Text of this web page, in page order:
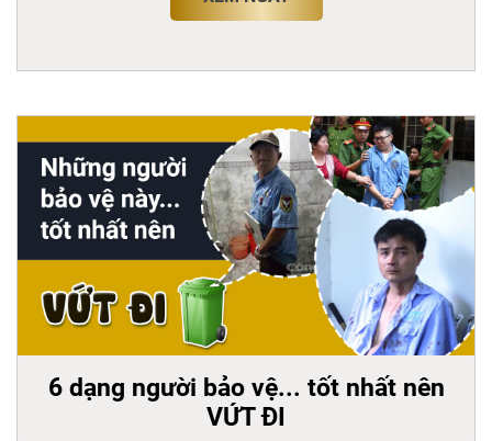
6 dạng người bảo vệ... tốt nhất nên
VỨT ĐI